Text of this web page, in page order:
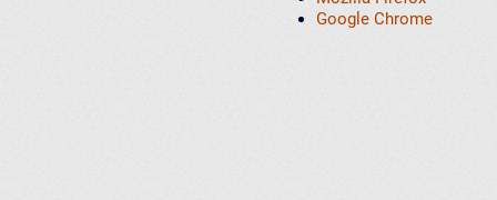
Google Chrome